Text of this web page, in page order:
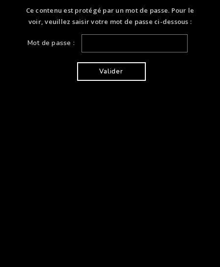
Ce contenu est protégé par un mot de passe. Pour le
voir, veuillez saisir votre mot de passe ci-dessous :
Mot de passe :